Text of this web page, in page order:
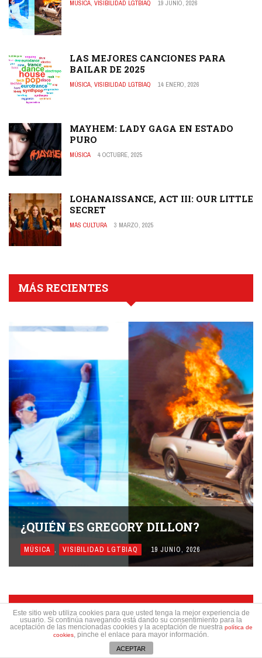
MÚSICA VISIBILIDAD LGTBIAQ 19 JUNIO, 2026
LAS MEJORES CANCIONES PARA
BAILAR DE 2025
MÚSICA VISIBILIDAD LGTBIAQ 14 ENERO, 2026
MAYHEM: LADY GAGA EN ESTADO
PURO
MÚSICA 4 OCTUBRE, 2025
LOHANAISSANCE, ACT III: OUR LITTLE
SECRET
MÁS CULTURA 3 MARZO, 2025
MÁS RECIENTES
¿QUIÉN ES GREGORY DILLON?
MÚSICA , VISIBILIDAD LGTBIAQ 19 JUNIO, 2026
ESTAMOS EN FACEBOOK
Este sitio web utiliza cookies para que usted tenga la mejor experiencia de
usuario. Si continúa navegando está dando su consentimiento para la
aceptación de las mencionadas cookies y la aceptación de nuestra política de
cookies, pinche el enlace para mayor información.
ACEPTAR